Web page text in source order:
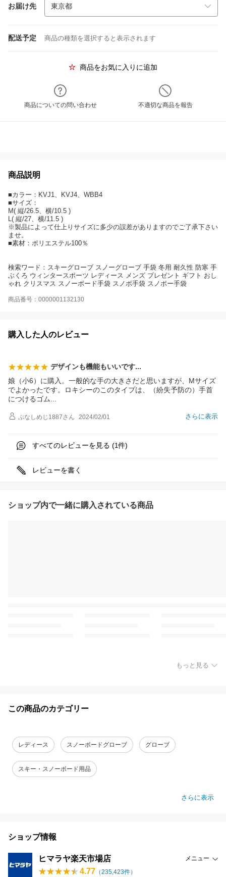
お届け先
配送予定 商品の種類を選択すると表示されます
商品をお気に入りに追加
商品についての問い合わせ 不適切な商品を報告
商品説明
■カラー：KVJ1、KVJ4、WBB4
■サイズ：
M( 縦/26.5、横/10.5 )
L( 縦/27、横/11.5 )
※製品によって仕上りサイズに多少の誤差がありますのでご了承下さい
ませ。
■素材：ポリエステル100％
検索ワード：スキーグローブ スノーグローブ 手袋 冬用 耐久性 防寒 手
ぶくろ ウィンタースポーツ レディース メンズ プレゼント ギフト おし
ゃれ クリスマス スノーボード手袋 スノボ手袋 スノボー手袋
商品番号：0000001132130
購入した人のレビュー
デザインも機能もいいです
娘（小6）に購入。一般的な手の大きさだと思いますが、Mサイズ
でよかったです。ロキシーのこのタイプは、（紛失予防の）手首
につけるゴム
さらに表示
ぶなしめじ1887さん 2024/02/01
すべてのレビューを見る (1件)
レビューを書く
ショップ内で一緒に購入されている商品
もっと見る
この商品のカテゴリー
レディース スノーボードグローブ グローブ
スキー・スノーボード用品
さらに表示
ショップ情報
ヒマラヤ楽天市場店 メニュー
4.77 （235,423件）